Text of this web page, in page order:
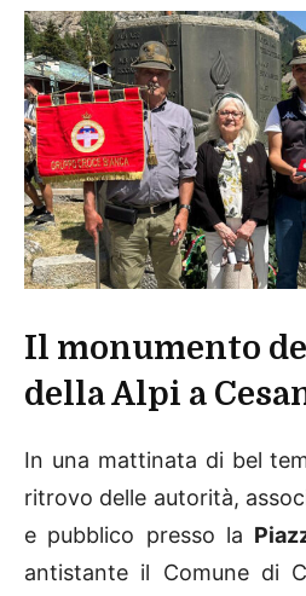
Il monumento
della Alpi a
In una mattinata di bel
ritrovo delle autorità,
e pubblico presso la
antistante il Comune di